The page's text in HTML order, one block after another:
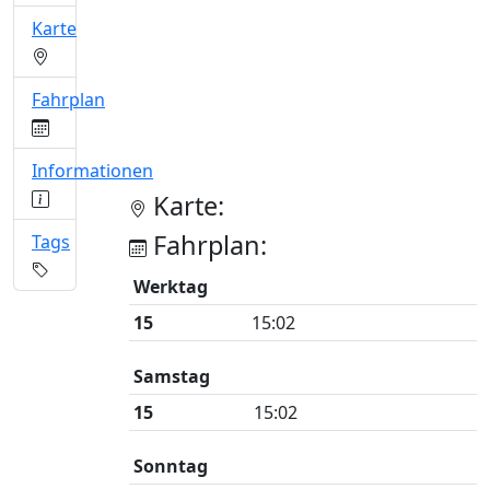
Karte:
Fahrplan:
Werktag
15
15:02
Samstag
15
15:02
Sonntag
Karte
Fahrplan
Informationen
Tags